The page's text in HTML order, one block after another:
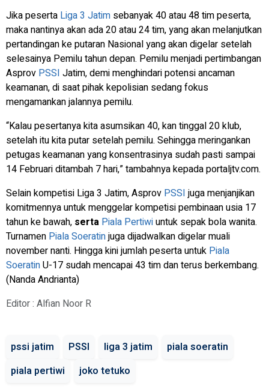
Jika peserta Liga 3 Jatim sebanyak 40 atau 48 tim peserta,
maka nantinya akan ada 20 atau 24 tim, yang akan melanjutkan
pertandingan ke putaran Nasional yang akan digelar setelah
selesainya Pemilu tahun depan. Pemilu menjadi pertimbangan
Asprov PSSI Jatim, demi menghindari potensi ancaman
keamanan, di saat pihak kepolisian sedang fokus
mengamankan jalannya pemilu.
“Kalau pesertanya kita asumsikan 40, kan tinggal 20 klub,
setelah itu kita putar setelah pemilu. Sehingga meringankan
petugas keamanan yang konsentrasinya sudah pasti sampai
14 Februari ditambah 7 hari,” tambahnya kepada portaljtv.com.
Selain kompetisi Liga 3 Jatim, Asprov PSSIjuga menjanjikan
komitmennya untuk menggelar kompetisi pembinaan usia 17
tahun ke bawah, serta Piala Pertiwiuntuk sepak bola wanita.
Turnamen Piala Soeratinjuga dijadwalkan digelar muali
november nanti. Hingga kini jumlah peserta untuk Piala
SoeratinU-17 sudah mencapai 43 tim dan terus berkembang.
(Nanda Andrianta)
Editor : Alfian Noor R
pssi jatim PSSI liga 3 jatim
piala soeratin
piala pertiwi
joko tetuko